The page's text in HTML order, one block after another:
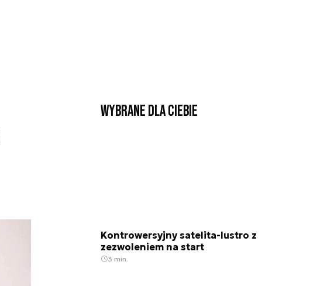
Wybrane dla Ciebie
Kontrowersyjny satelita-lustro z
zezwoleniem na start
3 min.